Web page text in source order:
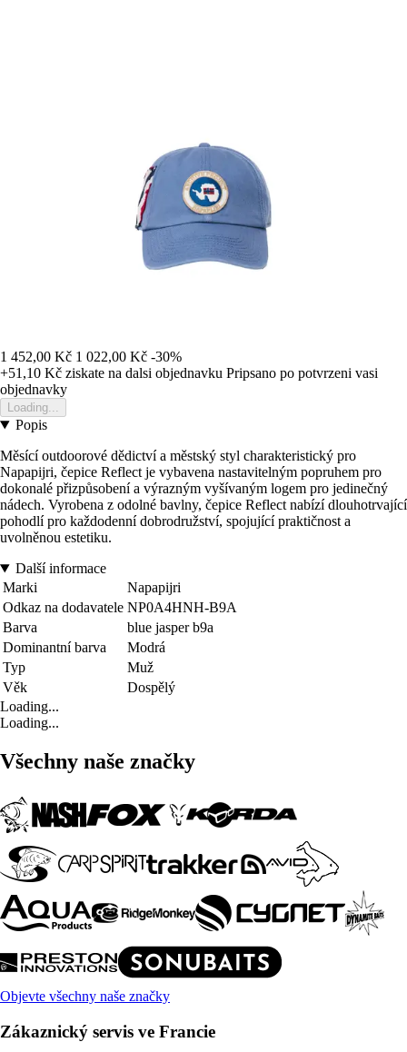
1 452,00 Kč 1 022,00 Kč -30%
+51,10 Kč ziskate na dalsi objednavku Pripsano po potvrzeni vasi
objednavky
Loading...
Popis
Měsící outdoorové dědictví a městský styl charakteristický pro
Napapijri, čepice Reflect je vybavena nastavitelným popruhem pro
dokonalé přizpůsobení a výrazným vyšívaným logem pro jedinečný
nádech. Vyrobena z odolné bavlny, čepice Reflect nabízí dlouhotrvající
pohodlí pro každodenní dobrodružství, spojující praktičnost a
uvolněnou estetiku.
Další informace
Marki
Napapijri
Odkaz na dodavatele NP0A4HNH-B9A
Barva
blue jasper b9a
Dominantní barva
Modrá
Typ
Muž
Věk
Dospělý
Loading...
Loading...
Všechny naše značky
Objevte všechny naše značky
Zákaznický servis ve Francie